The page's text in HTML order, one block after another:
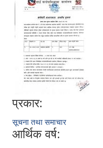
प्रकार:
सूचना तथा समाचार
आर्थिक वर्ष: